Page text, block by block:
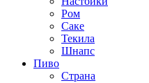
Ром
Саке
Текила
Шнапс
Пиво
Страна